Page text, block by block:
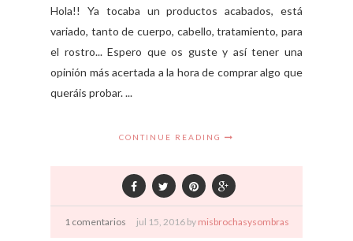
Hola!! Ya tocaba un productos acabados, está
variado, tanto de cuerpo, cabello, tratamiento, para
el rostro... Espero que os guste y así tener una
opinión más acertada a la hora de comprar algo que
queráis probar. ...
CONTINUE READING
1 comentarios jul 15, 2016 by misbrochasysombras